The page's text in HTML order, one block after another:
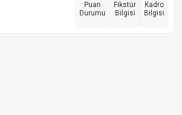
Puan
Durumu
Fikstür
Bilgisi
Kadro
Bilgisi